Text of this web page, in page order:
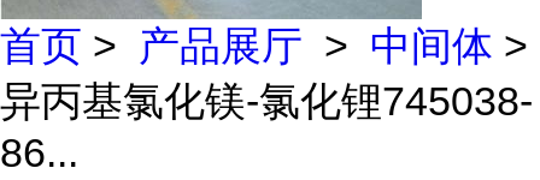
首页 > 产品展厅 > 中间体 >
异丙基氯化镁-氯化锂745038-
86...